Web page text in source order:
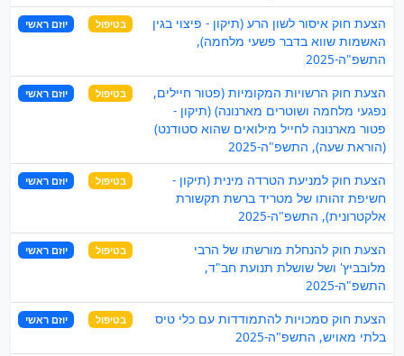
הצעת חוק איסור לשון הרע (תיקון - פיצוי בגין
האשמות שווא בדבר פשעי מלחמה),
התשפ"ה-2025
בטיפול יוזם ראשי
הצעת חוק הרשויות המקומיות (פטור חיילים,
נפגעי מלחמה ושוטרים מארנונה) (תיקון -
פטור מארנונה לחייל מילואים שהוא סטודנט)
(הוראת שעה), התשפ"ה-2025
בטיפול יוזם ראשי
הצעת חוק למניעת הטרדה מינית (תיקון -
חשיפת זהותו של מטריד ברשת תקשורת
אלקטרונית), התשפ"ה-2025
בטיפול יוזם ראשי
הצעת חוק להנחלת מורשתו של הרבי
מלובביץ' ושל שושלת תנועת חב"ד,
התשפ"ה-2025
בטיפול יוזם ראשי
הצעת חוק סמכויות להתמודדות עם כלי טיס
בלתי מאויש, התשפ"ה-2025
בטיפול יוזם ראשי